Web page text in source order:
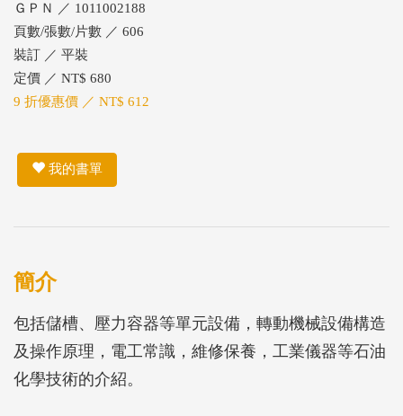
ＧＰＮ ／ 1011002188
頁數/張數/片數 ／ 606
裝訂 ／ 平裝
定價 ／ NT$ 680
9 折優惠價 ／ NT$ 612
我的書單
簡介
包括儲槽、壓力容器等單元設備，轉動機械設備構造
及操作原理，電工常識，維修保養，工業儀器等石油
化學技術的介紹。